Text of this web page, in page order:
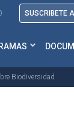
SUSCRIBETE
Biodiversidad